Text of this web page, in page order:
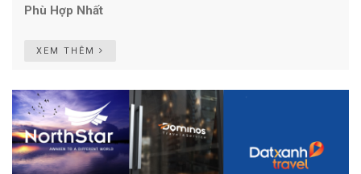
Phù Hợp Nhất
XEM THÊM